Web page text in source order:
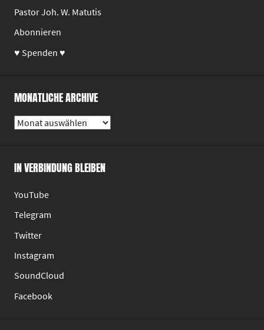
Pastor Joh. W. Matutis
Abonnieren
♥ Spenden ♥
MONATLICHE ARCHIVE
Monatliche
IN VERBINDUNG BLEIBEN
YouTube
Telegram
Twitter
Instagram
SoundCloud
Facebook